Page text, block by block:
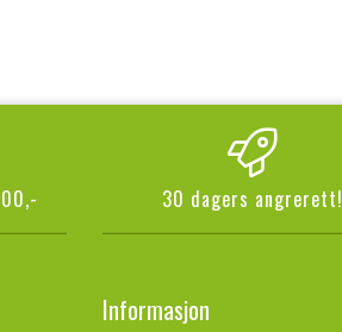
30 dagers angrerett!
Informasjon